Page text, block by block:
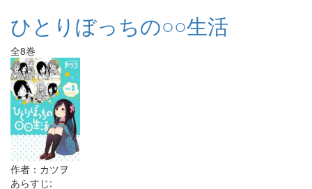
ひとりぼっちの○○生活
全8巻
作者：カツヲ
あらすじ: